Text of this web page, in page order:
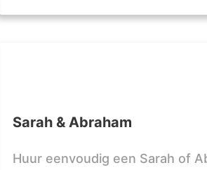
Sarah & Abraham
Huur eenvoudig een Sarah of